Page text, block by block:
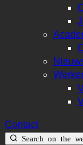
Contact
Search on the